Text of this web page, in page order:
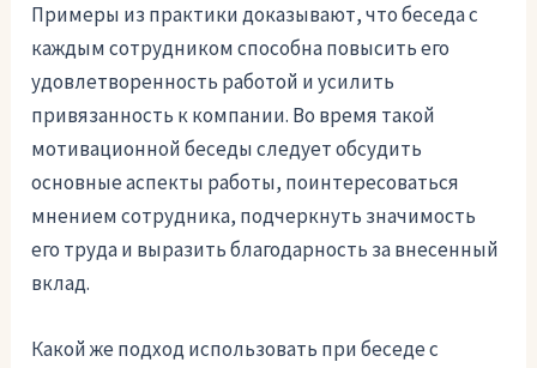
Примеры из практики доказывают, что беседа с
каждым сотрудником способна повысить его
удовлетворенность работой и усилить
привязанность к компании. Во время такой
мотивационной беседы следует обсудить
основные аспекты работы, поинтересоваться
мнением сотрудника, подчеркнуть значимость
его труда и выразить благодарность за внесенный
вклад.
Какой же подход использовать при беседе с